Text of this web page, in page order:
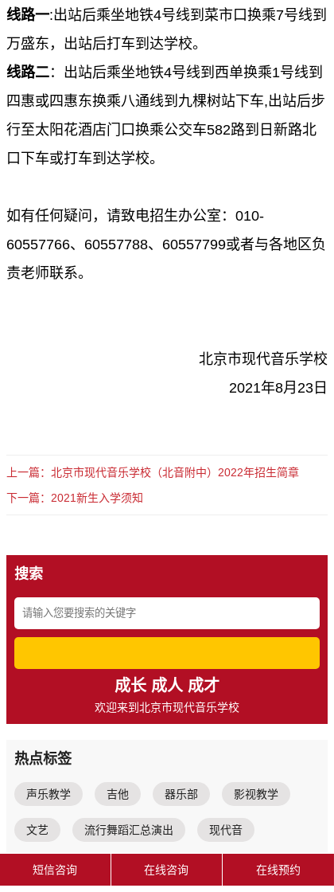
线路一:出站后乘坐地铁4号线到 菜市口换乘7号线到
万盛东 ，出站后打车到达学校。
线路二：出站后乘坐地铁4号线到 西单换乘1号线到
四惠或四惠东换乘八通线到 九棵树站下车,出站后步
行至太阳花酒店门口换乘公交车582路到日新路北
口下车或打车到达学校。
如有任何疑问，请致电招生办公室：010-
60557766、 60557788、 60557799或者与各地区负
责老师联系。
北京市现代音乐学校
2021年8月 23日
上一篇：北京市现代音乐学校（北音附中）2022年招生简章
下一篇：2021新生入学须知
搜索
成长 成人 成才
欢迎来到北京市现代音乐学校
热点标签
声乐教学 吉他 器乐部 影视教学
文艺 流行舞蹈汇总演出 现代音
绽放青春 国标舞
短信咨询 在线咨询 在线预约